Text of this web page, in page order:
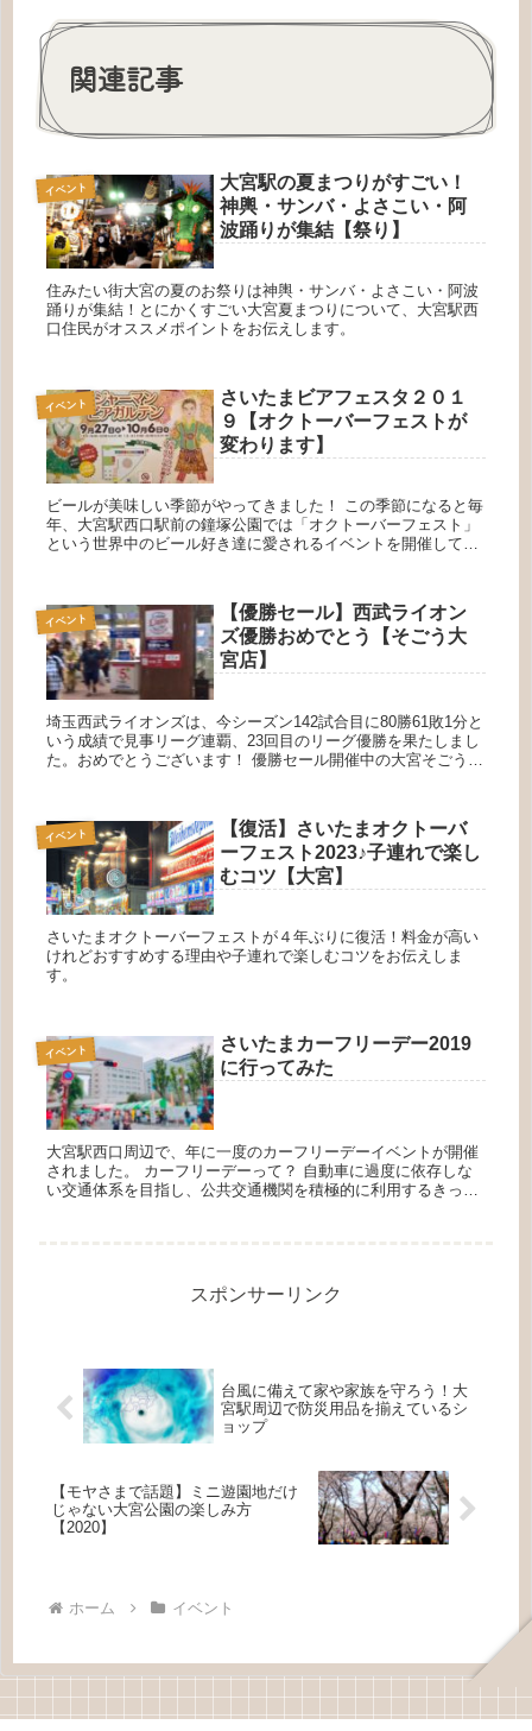
関連記事
イベント
大宮駅の夏まつりがすごい！
神輿・サンバ・よさこい・阿
波踊りが集結【祭り】
住みたい街大宮の夏のお祭りは神輿・サンバ・よさこい・阿波
踊りが集結！とにかくすごい大宮夏まつりについて、大宮駅西
口住民がオススメポイントをお伝えします。
イベント
さいたまビアフェスタ２０１
９【オクトーバーフェストが
変わります】
ビールが美味しい季節がやってきました！ この季節になると毎
年、大宮駅西口駅前の鐘塚公園では「オクトーバーフェスト」
という世界中のビール好き達に愛されるイベントを開催してい
イベント
【優勝セール】西武ライオン
ズ優勝おめでとう【そごう大
宮店】
埼玉西武ライオンズは、今シーズン142試合目に80勝61敗1分と
いう成績で見事リーグ連覇、23回目のリーグ優勝を果たしまし
た。おめでとうございます！ 優勝セール開催中の大宮そごうに
イベント
【復活】さいたまオクトーバ
ーフェスト2023♪子連れで楽し
むコツ【大宮】
さいたまオクトーバーフェストが４年ぶりに復活！料金が高い
けれどおすすめする理由や子連れで楽しむコツをお伝えしま
す。
イベント
さいたまカーフリーデー2019
に行ってみた
大宮駅西口周辺で、年に一度のカーフリーデーイベントが開催
されました。 カーフリーデーって？ 自動車に過度に依存しな
い交通体系を目指し、公共交通機関を積極的に利用するきっか
スポンサーリンク
台風に備えて家や家族を守ろう！大
宮駅周辺で防災用品を揃えているシ
ョップ
【モヤさまで話題】ミニ遊園地だけ
じゃない大宮公園の楽しみ方
【2020】
ホーム イベント